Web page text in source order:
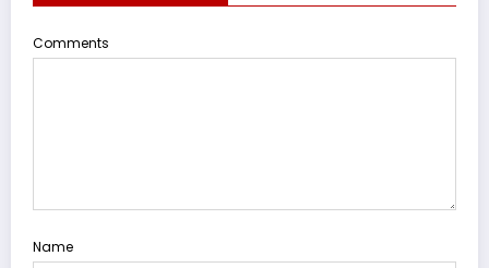
Comments
Name